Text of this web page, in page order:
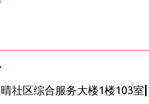
社区综合服务大楼1楼103室